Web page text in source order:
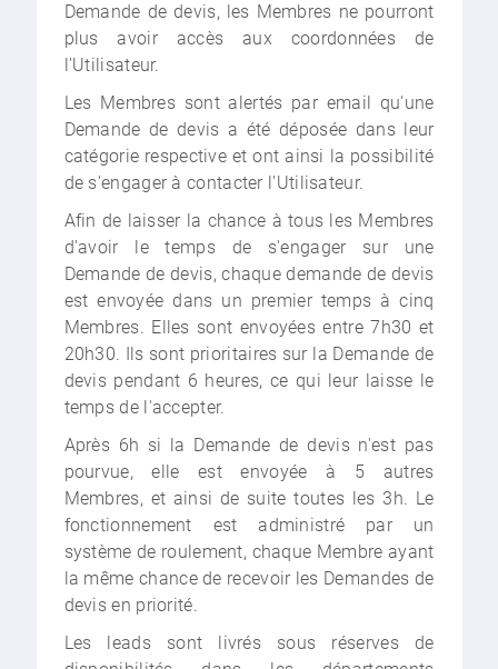
Demande de devis, les Membres ne pourront
plus avoir accès aux coordonnées de
l'Utilisateur.
Les Membres sont alertés par email qu'une
Demande de devis a été déposée dans leur
catégorie respective et ont ainsi la possibilité
de s'engager à contacter l'Utilisateur.
Afin de laisser la chance à tous les Membres
d'avoir le temps de s'engager sur une
Demande de devis, chaque demande de devis
est envoyée dans un premier temps à cinq
Membres. Elles sont envoyées entre 7h30 et
20h30. Ils sont prioritaires sur la Demande de
devis pendant 6 heures, ce qui leur laisse le
temps de l'accepter.
Après 6h si la Demande de devis n'est pas
pourvue, elle est envoyée à 5 autres
Membres, et ainsi de suite toutes les 3h. Le
fonctionnement est administré par un
système de roulement, chaque Membre ayant
la même chance de recevoir les Demandes de
devis en priorité.
Les leads sont livrés sous réserves de